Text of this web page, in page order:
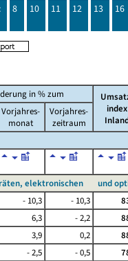
8 10 11 12 13 16
in % zum
index
Vorjahres-
monat
Vorjahres-
zeitraum
elektronischen und
- 10,3 - 10,3
6,3 - 2,2
3,9 0,2
- 2,5 - 0,5